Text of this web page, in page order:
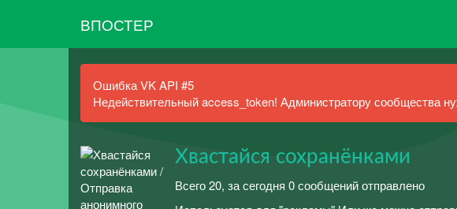
ВПОСТЕР
Ошибка VK API #5
Недействительный access_token! Администратору сообщества
Хвастайся сохранёнками
Всего 20, за сегодня 0 сообщений отправлено